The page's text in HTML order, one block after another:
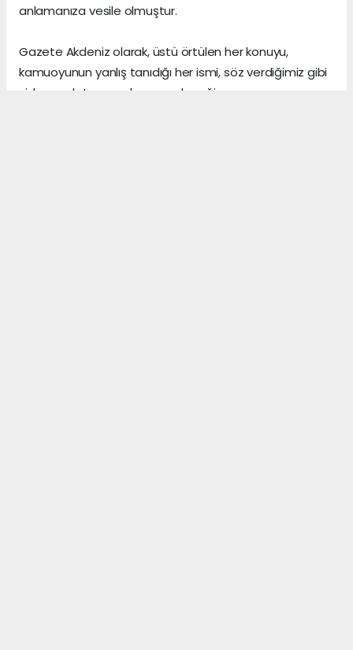
anlamanıza vesile olmuştur.
Gazete Akdeniz olarak, üstü örtülen her konuyu,
kamuoyunun yanlış tanıdığı her ismi, söz verdiğimiz gibi
sizlere anlatmaya devam edeceğiz.